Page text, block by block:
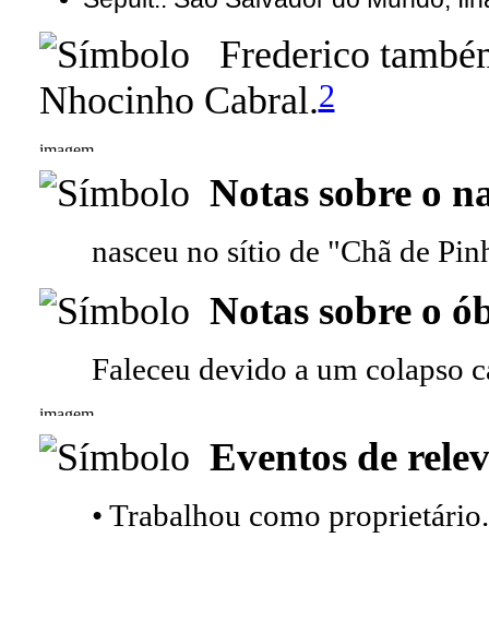
Frederico
Nhocinho Cabral.2
Notas sobre o
nasceu no sítio de "Chã de
Notas sobre o
Faleceu devido a um colapso
Eventos de
• Trabalhou como proprietário.